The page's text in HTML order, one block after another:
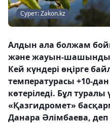
Сурет: Zakon.kz
Алдын ала болжам
және жауын-шашынды
Кей күндері өңірге
температурасы +10-дан
көтеріледі. Бұл
«Қазгидромет»
Данара Әлімбаева,